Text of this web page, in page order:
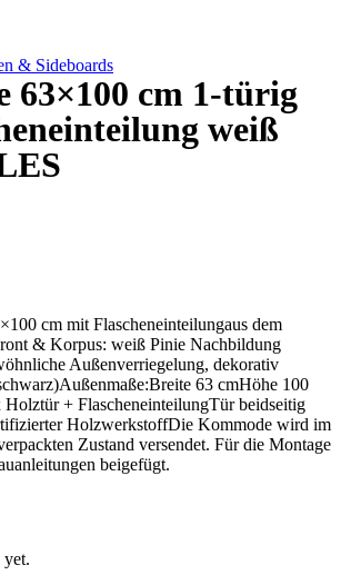
& Sideboards
63×100 cm 1-türig
weiß
cm mit Flascheneinteilungaus dem
& Korpus: weiß Pinie Nachbildung
Außenverriegelung, dekorativ
63 cmHöhe 100
+ FlascheneinteilungTür beidseitig
HolzwerkstoffDie Kommode wird im
Zustand versendet. Für die Montage
beigefügt.
yet.